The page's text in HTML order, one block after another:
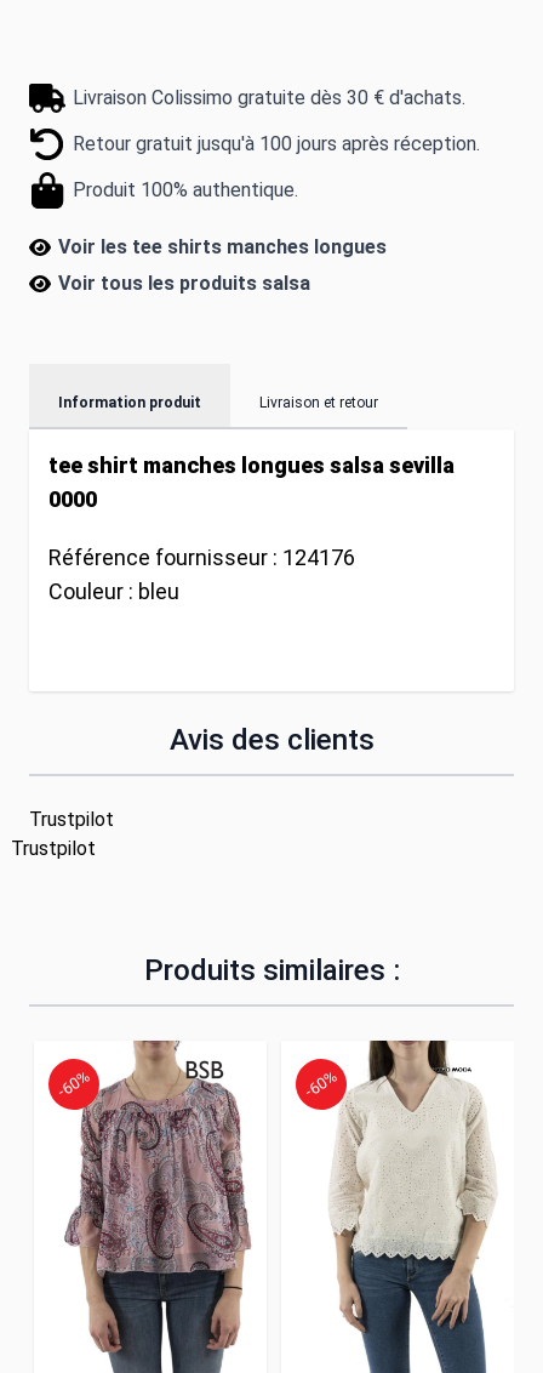
Livraison Colissimo gratuite dès 30 € d'achats.
Retour gratuit jusqu'à 100 jours après réception.
Produit 100% authentique.
Voir les tee shirts manches longues
Voir tous les produits salsa
Information produit Livraison et retour
tee shirt manches longues salsa sevilla
0000
Référence fournisseur : 124176
Couleur : bleu
Avis des clients
Trustpilot
Trustpilot
Produits similaires :
-60% -60%